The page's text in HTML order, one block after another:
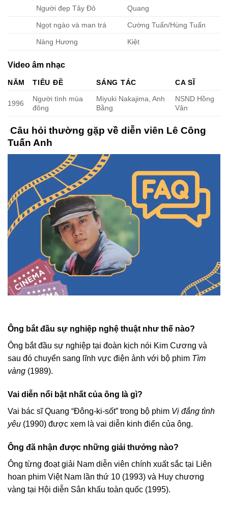
Người đẹp Tây Đô Quang
Ngọt ngào và man trá Cường Tuấn/Hùng Tuấn
Nàng Hương Kiệt
Video âm nhạc
NĂM TIÊU ĐỀ SÁNG TÁC CA SĨ
1996
Người tình mùa
đông
Miyuki Nakajima, Anh
Bằng
NSND Hồng
Vân
Câu hỏi thường gặp về diễn viên Lê Công
Tuấn Anh
Ông bắt đầu sự nghiệp nghệ thuật như thế nào?
Ông bắt đầu sự nghiệp tại đoàn kịch nói Kim Cương và
sau đó chuyển sang lĩnh vực điện ảnh với bộ phim Tìm
vàng (1989).
Vai diễn nổi bật nhất của ông là gì?
Vai bác sĩ Quang “Đông-ki-sốt” trong bộ phim Vị đắng tình
yêu (1990) được xem là vai diễn kinh điển của ông.
Ông đã nhận được những giải thưởng nào?
Ông từng đoạt giải Nam diễn viên chính xuất sắc tại Liên
hoan phim Việt Nam lần thứ 10 (1993) và Huy chương
vàng tại Hội diễn Sân khấu toàn quốc (1995).